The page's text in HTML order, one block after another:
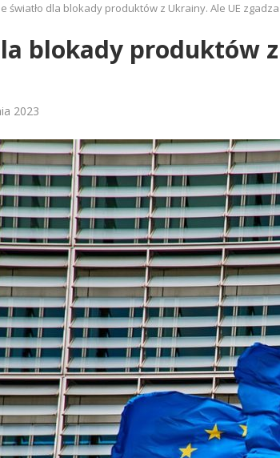
światło dla blokady produktów z Ukrainy. Ale UE
blokady produktów
2023